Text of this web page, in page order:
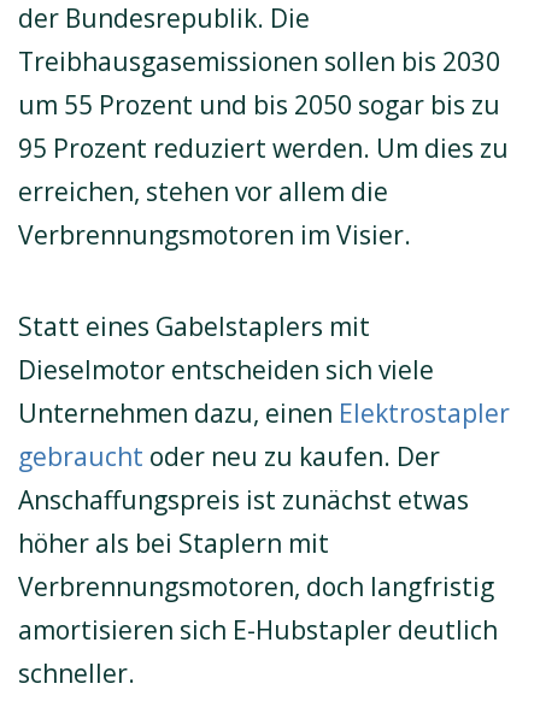
der Bundesrepublik. Die
Treibhausgasemissionen sollen bis 2030
um 55 Prozent und bis 2050 sogar bis zu
95 Prozent reduziert werden. Um dies zu
erreichen, stehen vor allem die
Verbrennungsmotoren im Visier.
Statt eines Gabelstaplers mit
Dieselmotor entscheiden sich viele
Unternehmen dazu, einen Elektrostapler
gebraucht oder neu zu kaufen. Der
Anschaffungspreis ist zunächst etwas
höher als bei Staplern mit
Verbrennungsmotoren, doch langfristig
amortisieren sich E-Hubstapler deutlich
schneller.